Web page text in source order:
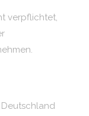
verpflichtet,